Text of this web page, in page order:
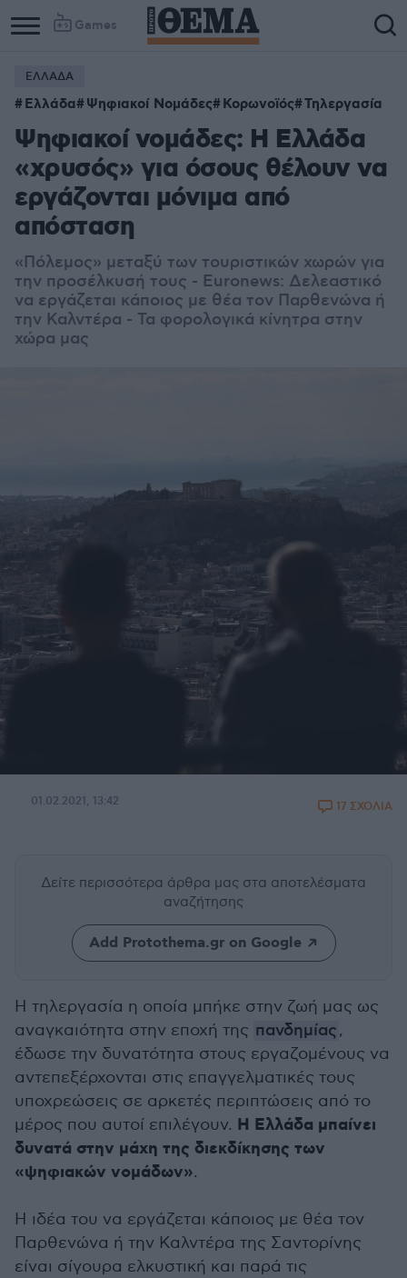
Games
ΕΛΛΑΔΑ
Ελλάδα Ψηφιακοί Νομάδες Κορωνοϊός Τηλεργασία
Ψηφιακοί νομάδες: Η Ελλάδα
«χρυσός» για όσους θέλουν να
εργάζονται μόνιμα από
απόσταση
«Πόλεμος» μεταξύ των τουριστικών χωρών για
την προσέλκυσή τους - Euronews: Δελεαστικό
να εργάζεται κάποιος με θέα τον Παρθενώνα ή
την Καλντέρα - Τα φορολογικά κίνητρα στην
χώρα μας
01.02.2021, 13:42 17 ΣΧΟΛΙΑ
Δείτε περισσότερα άρθρα μας στα αποτελέσματα
αναζήτησης
Add Protothema.gr on Google
Η τηλεργασία η οποία μπήκε στην ζωή μας ως
αναγκαιότητα στην εποχή της πανδημίας,
έδωσε την δυνατότητα στους εργαζομένους να
αντεπεξέρχονται στις επαγγελματικές τους
υποχρεώσεις σε αρκετές περιπτώσεις από το
μέρος που αυτοί επιλέγουν. Η Ελλάδα μπαίνει
δυνατά στην μάχη της διεκδίκησης των
«ψηφιακών νομάδων».
Η ιδέα του να εργάζεται κάποιος με θέα τον
Παρθενώνα ή την Καλντέρα της Σαντορίνης
είναι σίγουρα ελκυστική και παρά τις